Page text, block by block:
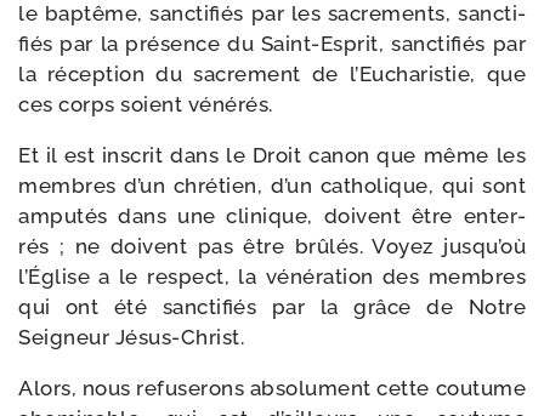
le bap­tême, sanc­ti­fiés par les sacre­ments, sanc­ti­
fiés par la pré­sence du Saint-​Esprit, sanc­ti­fiés par
la récep­tion du sacre­ment de l’Eucharistie, que
ces corps soient vénérés.
Et il est ins­crit dans le Droit canon que même les
membres d’un chré­tien, d’un catho­lique, qui sont
ampu­tés dans une cli­nique, doivent être enter­
rés ; ne doivent pas être brû­lés. Voyez jusqu’où
l’Église a le res­pect, la véné­ra­tion des membres
qui ont été sanc­ti­fiés par la grâce de Notre
Seigneur Jésus-Christ.
Alors, nous refu­se­rons abso­lu­ment cette cou­tume